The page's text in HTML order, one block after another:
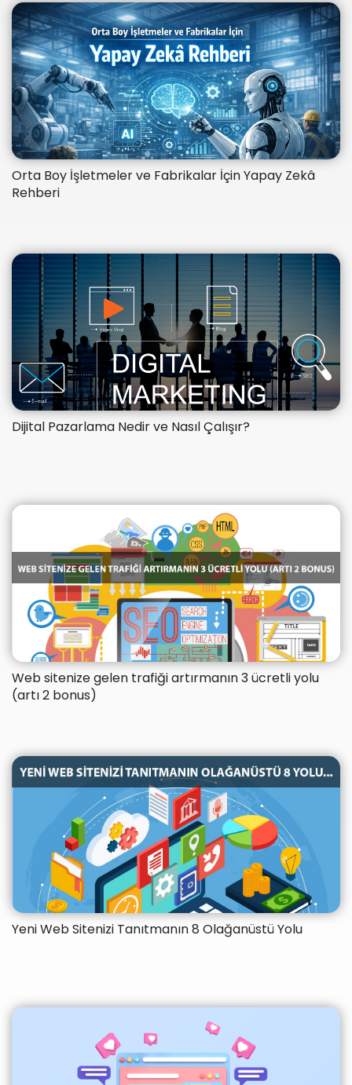
Orta Boy İşletmeler ve Fabrikalar İçin Yapay Zekâ
Rehberi
Dijital Pazarlama Nedir ve Nasıl Çalışır?
Web sitenize gelen trafiği artırmanın 3 ücretli yolu
(artı 2 bonus)
Yeni Web Sitenizi Tanıtmanın 8 Olağanüstü Yolu